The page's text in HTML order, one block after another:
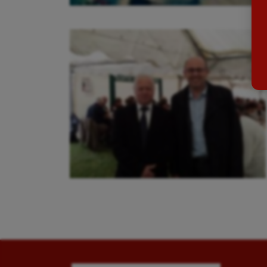
Ballon au poing
Baseball
Billard
Boules lyonnaises
Canoë-kayak
Cheerleading
Course à pied
Flag
Futsal